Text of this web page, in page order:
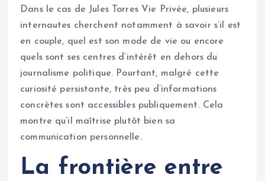
Dans le cas de Jules Torres Vie Privée, plusieurs
internautes cherchent notamment à savoir s’il est
en couple, quel est son mode de vie ou encore
quels sont ses centres d’intérêt en dehors du
journalisme politique. Pourtant, malgré cette
curiosité persistante, très peu d’informations
concrètes sont accessibles publiquement. Cela
montre qu’il maîtrise plutôt bien sa
communication personnelle.
La frontière entre